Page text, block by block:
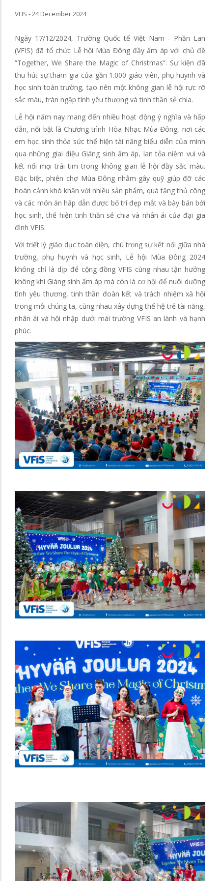
VFIS - 24 December 2024
Ngày 17/12/2024, Trường Quốc tế Việt Nam - Phần Lan
(VFIS) đã tổ chức Lễ hội Mùa Đông đầy ấm áp với chủ đề
“Together, We Share the Magic of Christmas”. Sự kiện đã
thu hút sự tham gia của gần 1.000 giáo viên, phụ huynh và
học sinh toàn trường, tạo nên một không gian lễ hội rực rỡ
sắc màu, tràn ngập tình yêu thương và tinh thần sẻ chia.
Lễ hội năm nay mang đến nhiều hoạt động ý nghĩa và hấp
dẫn, nổi bật là Chương trình Hòa Nhạc Mùa Đông, nơi các
em học sinh thỏa sức thể hiện tài năng biểu diễn của mình
qua những giai điệu Giáng sinh ấm áp, lan tỏa niềm vui và
kết nối mọi trái tim trong không gian lễ hội đầy sắc màu.
Đặc biệt, phiên chợ Mùa Đông nhằm gây quỹ giúp đỡ các
hoàn cảnh khó khăn với nhiều sản phẩm, quà tặng thủ công
và các món ăn hấp dẫn được bố trí đẹp mắt và bày bán bởi
học sinh, thể hiện tinh thần sẻ chia và nhân ái của đại gia
đình VFIS.
Với triết lý giáo dục toàn diện, chú trọng sự kết nối giữa nhà
trường, phụ huynh và học sinh, Lễ hội Mùa Đông 2024
không chỉ là dịp để cộng đồng VFIS cùng nhau tận hưởng
không khí Giáng sinh ấm áp mà còn là cơ hội để nuôi dưỡng
tình yêu thương, tinh thần đoàn kết và trách nhiệm xã hội
trong mỗi chúng ta, cùng nhau xây dựng thế hệ trẻ tài năng,
nhân ái và hội nhập dưới mái trường VFIS an lành và hạnh
phúc.